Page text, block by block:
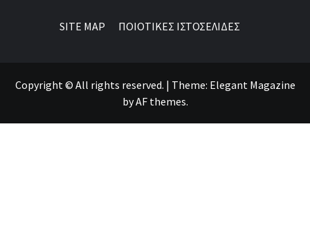
SITE MAP ΠΟΙΟΤΙΚΕΣ ΙΣΤΟΣΕΛΙΔΕΣ
Copyright © All rights reserved. | Theme: Elegant Magazine
byAF themes.